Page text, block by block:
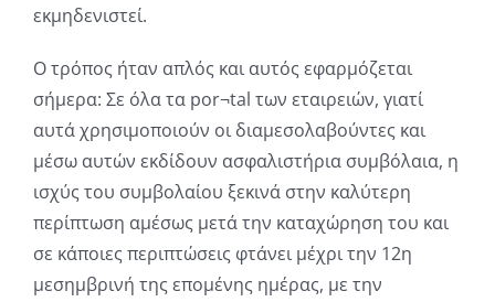
εκμηδενιστεί.
Ο τρόπος ήταν απλός και αυτός εφαρμόζεται
σήμερα: Σε όλα τα por¬tal των εταιρειών, γιατί
αυτά χρησιμοποιούν οι διαμεσολαβούντες και
μέσω αυτών εκδίδουν ασφαλιστήρια συμβόλαια, η
ισχύς του συμβολαίου ξεκινά στην καλύτερη
περίπτωση αμέσως μετά την καταχώρηση του και
σε κάποιες περιπτώσεις φτάνει μέχρι την 12η
μεσημβρινή της επομένης ημέρας, με την